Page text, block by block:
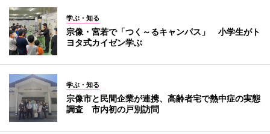
学ぶ・知る
宗像・宮若で「つく～るキャンパス」 小学生がト
ヨタ式カイゼン学ぶ
学ぶ・知る
宗像市と民間企業が連携、高齢者宅で熱中症の実態
調査 市内初の戸別訪問